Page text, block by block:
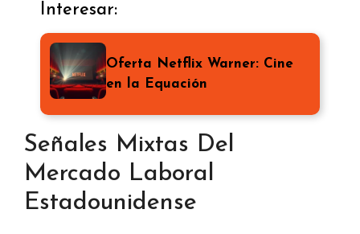
Interesar:
Oferta Netflix Warner: Cine
en la Equación
Señales Mixtas Del
Mercado Laboral
Estadounidense